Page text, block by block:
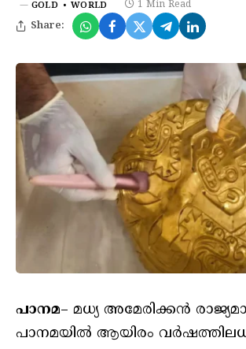
GOLD WORLD 1 Min Read
Share:
പാനമ– മധ്യ അമേരിക്കൻ
പാനമയിൽ ആയിരം